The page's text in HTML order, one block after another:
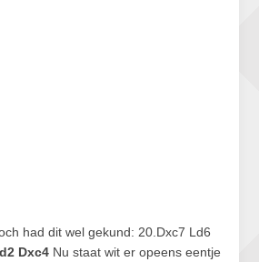
had dit wel gekund: 20.Dxc7 Ld6
Dxc4 Nu staat wit er opeens eentje